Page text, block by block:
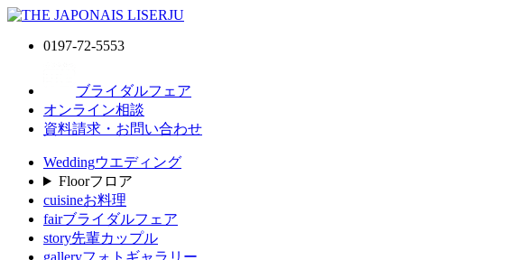
0197-72-5553
ブライダルフェア
オンライン相談
資料請求・お問い合わせ
Weddingウエディング
Floorフロア
cuisineお料理
fairブライダルフェア
story先輩カップル
galleryフォトギャラリー